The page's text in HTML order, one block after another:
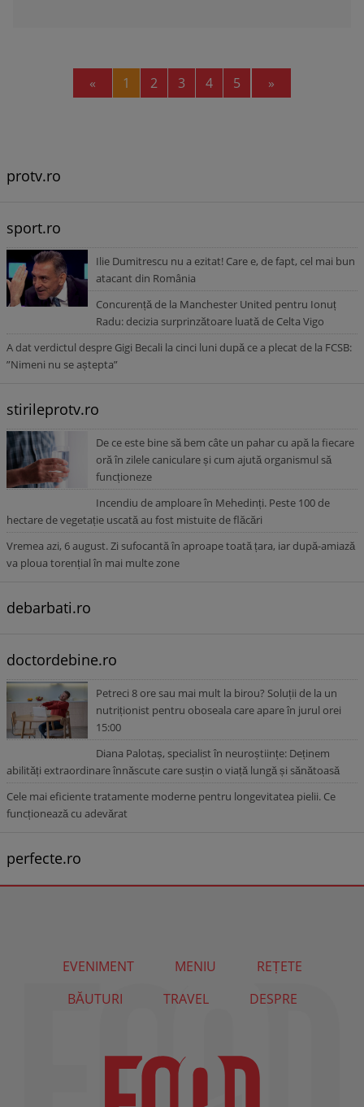
« Previous
1 2 3 4 5 »
protv.ro
sport.ro
Ilie Dumitrescu nu a ezitat! Care e, de fapt, cel mai bun
atacant din România
Concurență de la Manchester United pentru Ionuț
Radu: decizia surprinzătoare luată de Celta Vigo
A dat verdictul despre Gigi Becali la cinci luni după ce a plecat de la FCSB:
”Nimeni nu se aștepta”
stirileprotv.ro
De ce este bine să bem câte un pahar cu apă la fiecare
oră în zilele caniculare și cum ajută organismul să
funcționeze
Incendiu de amploare în Mehedinți. Peste 100 de
hectare de vegetație uscată au fost mistuite de flăcări
Vremea azi, 6 august. Zi sufocantă în aproape toată țara, iar după-amiază
va ploua torențial în mai multe zone
debarbati.ro
doctordebine.ro
Petreci 8 ore sau mai mult la birou? Soluții de la un
nutriționist pentru oboseala care apare în jurul orei
15:00
Diana Palotaș, specialist în neuroștiințe: Deținem
abilități extraordinare înnăscute care susțin o viață lungă și sănătoasă
Cele mai eficiente tratamente moderne pentru longevitatea pielii. Ce
funcționează cu adevărat
perfecte.ro
EVENIMENT MENIU
REȚETE
BĂUTURI
TRAVEL DESPRE